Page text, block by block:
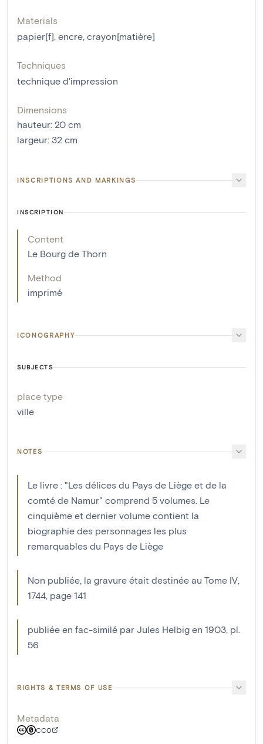
Materials
papier[f], encre, crayon[matière]
Techniques
technique d'impression
Dimensions
hauteur: 20 cm
largeur: 32 cm
INSCRIPTIONS AND MARKINGS
INSCRIPTION
Content
Le Bourg de Thorn
Method
imprimé
ICONOGRAPHY
SUBJECTS
place type
ville
NOTES
Le livre : "Les délices du Pays de Liège et de la
comté de Namur" comprend 5 volumes. Le
cinquième et dernier volume contient la
biographie des personnages les plus
remarquables du Pays de Liège
Non publiée, la gravure était destinée au Tome IV,
1744, page 141
publiée en fac-similé par Jules Helbig en 1903, pl.
56
RIGHTS & TERMS OF USE
Metadata
CC0